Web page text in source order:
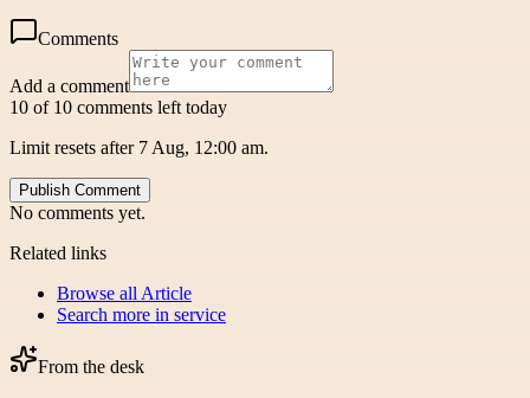
Comments
Add a comment
10 of 10 comments left today
Limit resets after 7 Aug, 12:00 am.
Publish Comment
No comments yet.
Related links
Browse all Article
Search more in service
From the desk